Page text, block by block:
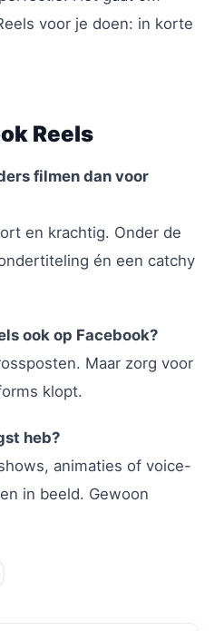
voor je doen: in korte
Reels
filmen dan voor
en krachtig. Onder de
én een catchy
ook op Facebook?
Maar zorg voor
klopt.
heb?
animaties of voice-
in beeld. Gewoon